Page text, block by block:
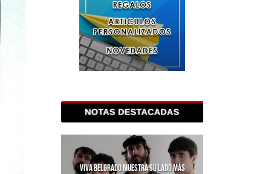
VIVA BELGRADO MUESTRA SU LADO MÁS